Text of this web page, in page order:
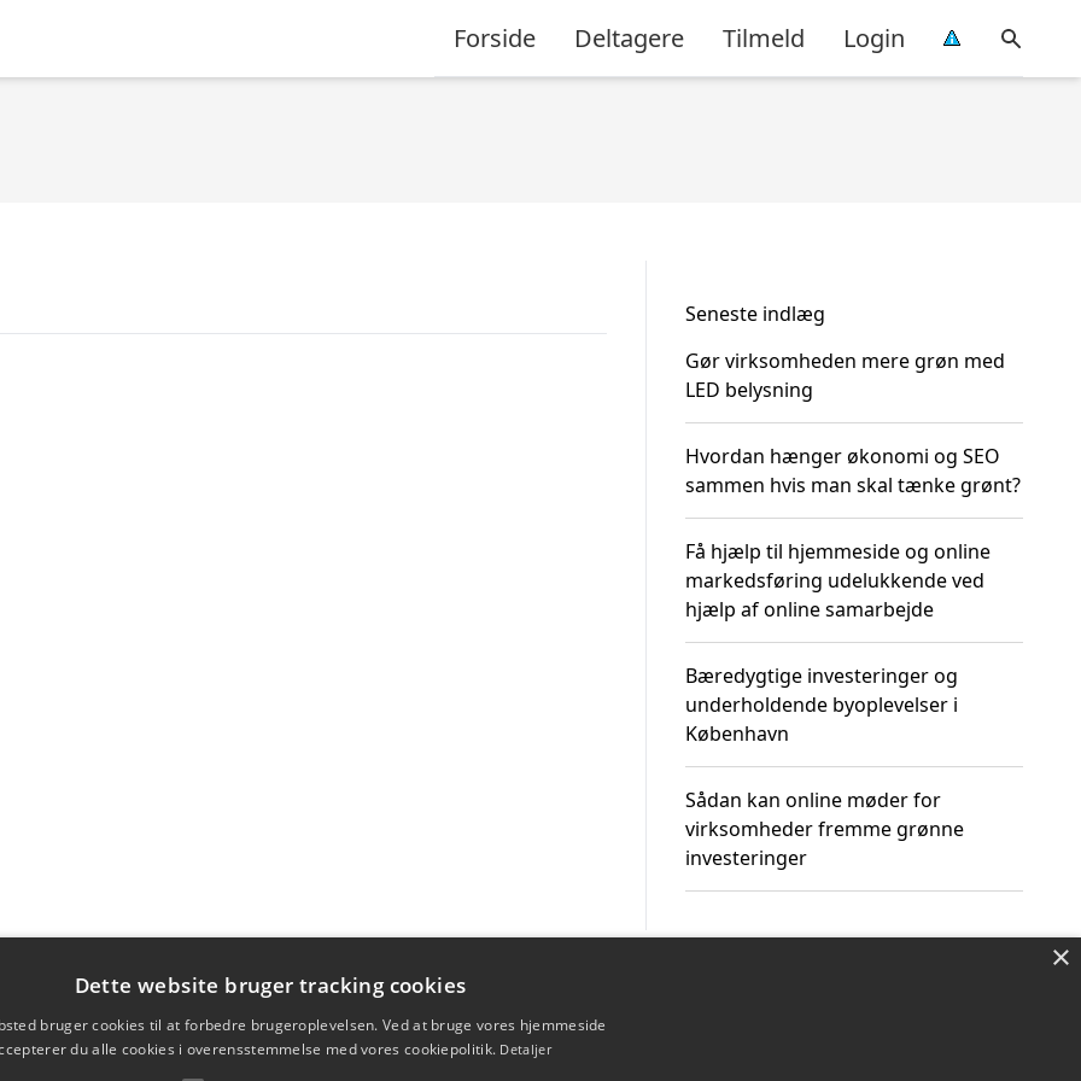
Forside Deltagere Tilmeld Login
Seneste indlæg
Gør virksomheden mere grøn med
LED belysning
Hvordan hænger økonomi og SEO
sammen hvis man skal tænke grønt?
Få hjælp til hjemmeside og online
markedsføring udelukkende ved
hjælp af online samarbejde
Bæredygtige investeringer og
underholdende byoplevelser i
København
Sådan kan online møder for
virksomheder fremme grønne
investeringer
×
Dette website bruger tracking cookies
bruger cookies til at forbedre brugeroplevelsen. Ved at bruge vores hjemmeside
du alle cookies i overensstemmelse med vores cookiepolitik. Detaljer